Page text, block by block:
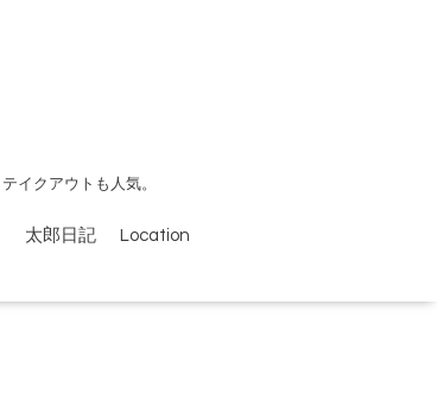
イクアウトも人気。
太郎日記
Location